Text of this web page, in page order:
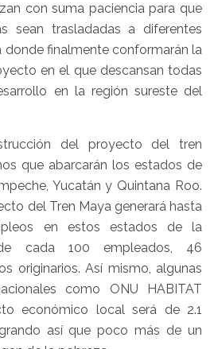
con suma paciencia para que
sean trasladadas a diferentes
donde finalmente conformarán la
en el que descansan todas
en la región sureste del
del proyecto del tren
que abarcarán los estados de
Yucatán y Quintana Roo.
del Tren Maya generará hasta
en estos estados de la
cada 100 empleados, 46
originarios. Así mismo, algunas
como ONU HABITAT
económico local será de 2.1
así que poco más de un